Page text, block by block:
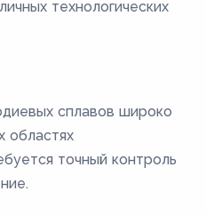
технологических
сплавов широко
областях
точный контроль